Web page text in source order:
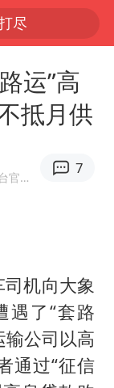
尽
运”高
抵月供
·河南广播电视台官方网易号
7
机向大象
遇了“套路
输公司以高
通过“征信